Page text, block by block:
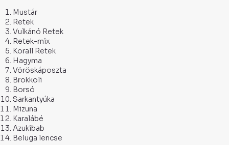
Mustár
Retek
Vulkánó Retek
Retek-mix
Korall Retek
Hagyma
Vöröskáposzta
Brokkoli
Borsó
Sarkantyúka
Mizuna
Karalábé
Azukibab
Beluga lencse